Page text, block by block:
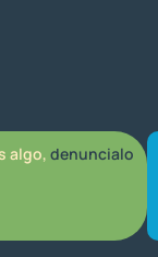
algo, denuncialo